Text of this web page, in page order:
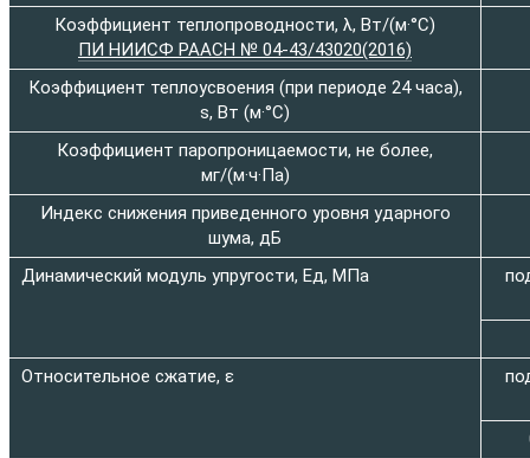
Коэффициент теплопроводности, λ, Вт/(м·°C)
ПИ НИИСФ РААСН № 04-43/43020(2016)
Коэффициент теплоусвоения (при периоде 24 часа),
s, Вт (м·°C)
Коэффициент паропроницаемости, не более,
мг/(м·ч·Па)
Индекс снижения приведенного уровня ударного
шума, дБ
Динамический модуль упругости, Ед, МПа
Относительное сжатие, ε